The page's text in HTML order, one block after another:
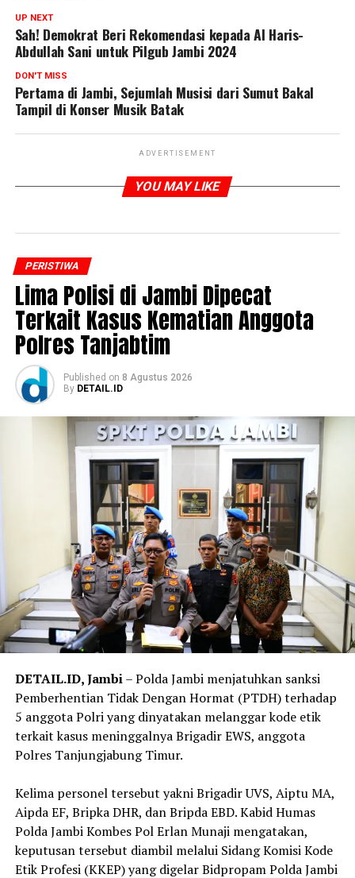
UP NEXT
Sah! Demokrat Beri Rekomendasi kepada Al Haris-
Abdullah Sani untuk Pilgub Jambi 2024
DON'T MISS
Pertama di Jambi, Sejumlah Musisi dari Sumut Bakal
Tampil di Konser Musik Batak
ADVERTISEMENT
YOU MAY LIKE
PERISTIWA
Lima Polisi di Jambi Dipecat
Terkait Kasus Kematian Anggota
Polres Tanjabtim
Published on 8 Agustus 2026
By DETAIL.ID
DETAIL.ID, Jambi– Polda Jambi menjatuhkan sanksi
Pemberhentian Tidak Dengan Hormat (PTDH) terhadap
5 anggota Polri yang dinyatakan melanggar kode etik
terkait kasus meninggalnya Brigadir EWS, anggota
Polres Tanjungjabung Timur.
‎Kelima personel tersebut yakni Brigadir UVS, Aiptu MA,
Aipda EF, Bripka DHR, dan Bripda EBD. Kabid Humas
Polda Jambi Kombes Pol Erlan Munaji mengatakan,
keputusan tersebut diambil melalui Sidang Komisi Kode
Etik Profesi (KKEP) yang digelar Bidpropam Polda Jambi